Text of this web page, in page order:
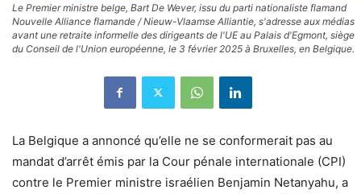
Le Premier ministre belge, Bart De Wever, issu du parti nationaliste flamand
Nouvelle Alliance flamande / Nieuw-Vlaamse Alliantie, s'adresse aux médias
avant une retraite informelle des dirigeants de l'UE au Palais d'Egmont, siège
du Conseil de l'Union européenne, le 3 février 2025 à Bruxelles, en Belgique.
La Belgique a annoncé qu’elle ne se conformerait pas au
mandat d’arrêt émis par la Cour pénale internationale (CPI)
contre le Premier ministre israélien Benjamin Netanyahu, a